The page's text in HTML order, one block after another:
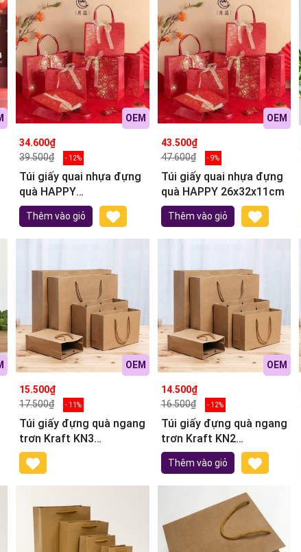
OEM
34.600₫
39.500₫
- 12%
Túi giấy quai nhựa đựng
quà HAPPY
24,5x19,5x9,5cm
Thêm vào giỏ
OEM
43.500₫
47.600₫
- 9%
Túi giấy quai nhựa đựng
quà HAPPY 26x32x11cm
Thêm vào giỏ
OEM
15.500₫
17.500₫
- 11%
Túi giấy đựng quà ngang
trơn Kraft KN3
(36x29x13cm)
OEM
14.500₫
16.500₫
- 12%
Túi giấy đựng quà ngang
trơn Kraft KN2
(33x27x11cm)
Thêm vào giỏ